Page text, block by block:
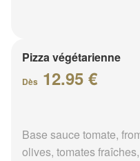
Pizza végétarienne
Dès 12.95 €
Base sauce tomate,
olives, tomates